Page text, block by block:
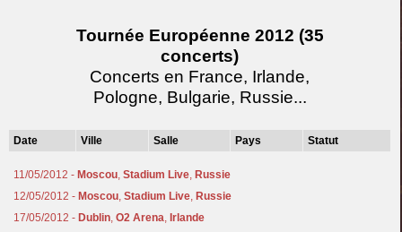
Tournée Européenne 2012 (35
concerts)
Concerts en France, Irlande,
Pologne, Bulgarie, Russie...
Date Ville Salle Pays Statut
11/05/2012 - Moscou,Stadium Live, Russie
12/05/2012 - Moscou,Stadium Live, Russie
17/05/2012 - Dublin,O2 Arena, Irlande